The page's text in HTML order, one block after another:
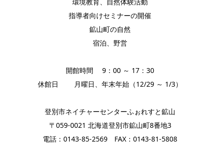
指導者向けセミナーの開催
鉱山町の自然
宿泊、野営
開館時間 9：00 ～ 17：30
休館日 月曜日、年末年始（12/29 ～ 1/3）
登別市ネイチャーセンターふぉれすと鉱山
〒059-0021 北海道登別市鉱山町8番地3
電話：0143-85-2569 FAX：0143-81-5808